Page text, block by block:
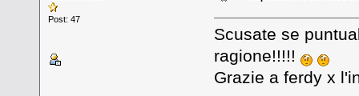
Post: 47
Scusate se
ragione!!!!!
Grazie a ferdy x